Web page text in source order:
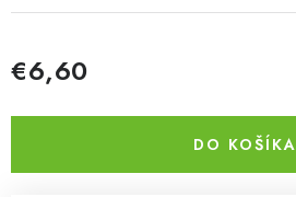
€6,60
DO KOŠÍKA